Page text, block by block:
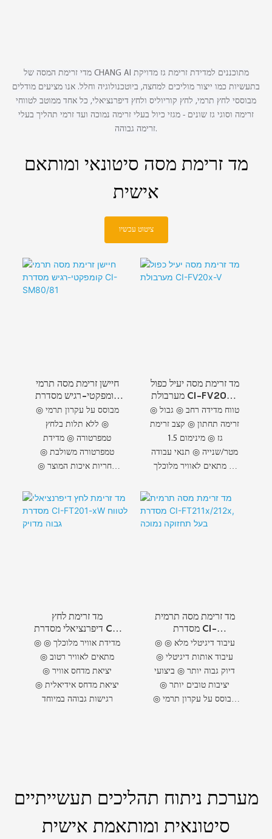
מדי זרימת המסה של CHANG AI מתוכננים למדידת זרימת גז מדויקת
בתעשיות כמו ייצור מוליכים למחצה, ביוטכנולוגיה וחלל. אנו מציעים מודלים
מבוססי לחץ תרמי, לחץ קוריוליס ולחץ דיפרנציאלי, כל אחד ממוטב לטווחי
זרימה וסוגי גז שונים - מגזי כיול בעלי זרימה נמוכה ועד זרמי תהליך בעלי
זרימה גבוהה.
מד זרימת מסה סיטונאי ומותאם
אישית
ציטוט עכשיו
חיישן זרימת מסה תרמי
קומפקטי-רגיש מסדרת
CI-SM80/81 ◎ מבוסס על עקרון תרמי
◎ ללא תלות בלחץ
טמפרטורה ◎ מדידת
טמפרטורה משולבת ◎
אחריות איכות המוצר ◎
פיתוח ארוך טווח ◎ סדרת
CI-SM80
מד זרימת מסה יעיל כפול
מערבולת CI-FV20x-
V
◎ טווח מדידה רחב ◎ גבול
זרימה תחתון ◎ קצב זרימת
גז ◎ מינימום 1.5
מטר/שנייה ◎ תנאי עבודה
◎ מתאים לאוויר מלוכלך
מד זרימת לחץ
דיפרנציאלי מסדרת CI-
FT201-xW לטווח
גבוה מדויק
◎ מדידת אוויר מלוכלך ◎
מתאים לאוויר רטוב ◎
יציאת מדחס אוויר ◎
יציאת מדחס אידיאלית ◎
רגישות גבוהה במיוחד
מד זרימת מסה תרמית
מסדרת CI-
FT211x/212x, בעל
תחזוקה נמוכה
◎ עיבוד דיגיטלי מלא ◎
עיבוד אותות דיגיטלי ◎
דיוק גבוה יותר ◎ ביצועי
יציבות טובים יותר ◎
מבוסס על עקרון תרמי ◎
מערכת ניתוח תהליכים תעשייתיים
סיטונאית ומותאמת אישית